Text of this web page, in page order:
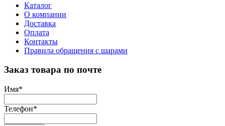
Каталог
О компании
Доставка
Оплата
Контакты
Правила обращения с шарами
Заказ товара по почте
Имя*
Телефон*